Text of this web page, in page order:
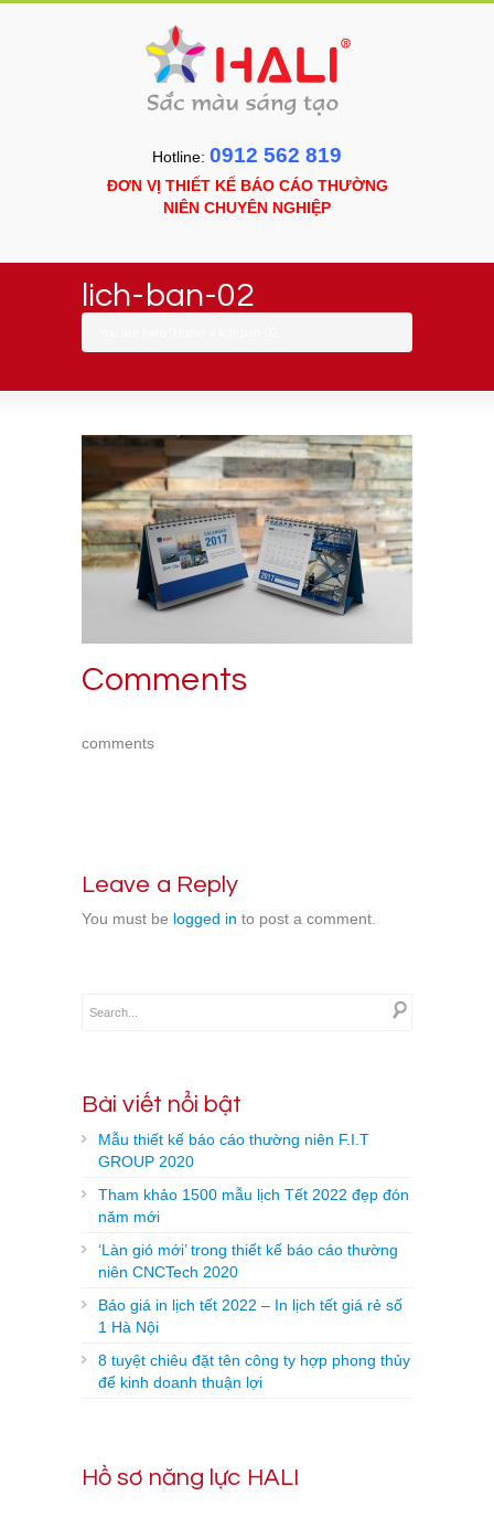
Hotline: 0912 562 819
ĐƠN VỊ THIẾT KẾ BÁO CÁO THƯỜNG
NIÊN CHUYÊN NGHIỆP
lich-ban-02
Comments
comments
Leave a Reply
You must be logged in to post a comment.
Bài viết nổi bật
Mẫu thiết kế báo cáo thường niên F.I.T
GROUP 2020
Tham khảo 1500 mẫu lịch Tết 2022 đẹp đón
năm mới
‘Làn gió mới’ trong thiết kế báo cáo thường
niên CNCTech 2020
Báo giá in lịch tết 2022 – In lịch tết giá rẻ số
1 Hà Nội
8 tuyệt chiêu đặt tên công ty hợp phong thủy
để kinh doanh thuận lợi
Hồ sơ năng lực HALI